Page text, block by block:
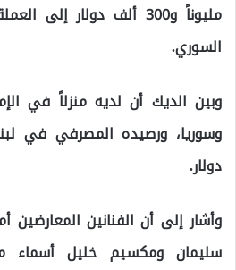
مليوناً و300 ألف دولار
السوري.
وبين الديك أن لديه منزلاً في
دولار.
وأشار إلى أن الفنانين المعارضين
سليمان ومكسيم خليل أسماء